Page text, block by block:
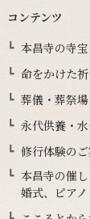
コンテンツ
本昌寺の寺
命をかけた
葬儀・葬祭
永代供養・
修行体験の
本昌寺の催
婚式、ピアノ